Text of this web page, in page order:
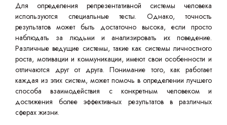
Для определения репрезентативной системы человека
используются специальные тесты. Однако, точность
результатов может быть достаточно высока, если просто
наблюдать за людьми и анализировать их поведение.
Различные ведущие системы, такие как системы личностного
роста, мотивации и коммуникации, имеют свои особенности и
отличаются друг от друга. Понимание того, как работает
каждая из этих систем, может помочь в определении лучшего
способа взаимодействия с конкретным человеком и
достижения более эффективных результатов в различных
сферах жизни.